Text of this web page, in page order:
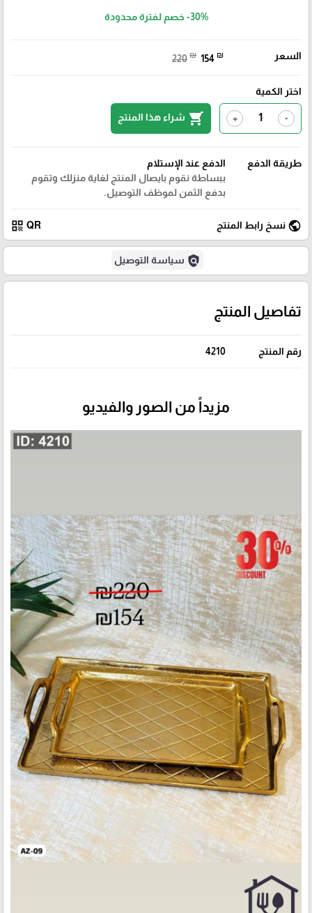
-30% خصم لفترة محدودة
السعر 220 ₪ 154 ₪
اختر الكمية
-
+
shopping_cart شراء هذا المنتج
طريقة الدفع
الدفع عند الإستلام
ببساطة نقوم بايصال المنتج لغاية منزلك وتقوم
بدفع الثمن لموظف التوصيل.
public نسخ رابط المنتج QR
qr_code
policy سياسة التوصيل
تفاصيل المنتج
رقم المنتج 4210
مزيداً من الصور والفيديو